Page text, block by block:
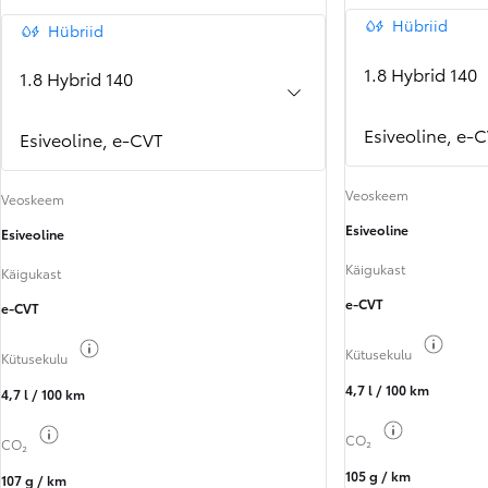
Hübriid
1.8 Hybrid 140
Esiveoline, e-CVT
Veoskeem
Esiveoline
Käigukast
e-CVT
Kütusekulu
4,7 l / 100 km
CO₂
107 g / km
Hübriid
1.8 Hybrid 140
Esiveoline, e-
Veoskeem
Esiveoline
Käigukast
e-CVT
Kütusekulu
4,7 l / 100 km
CO₂
105 g / km